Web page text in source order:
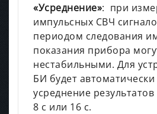
«Усреднение»: при
импульсных СВЧ
периодом следования
показания прибора
нестабильными. Для
БИ будет
усреднение
8 с или 16 с.